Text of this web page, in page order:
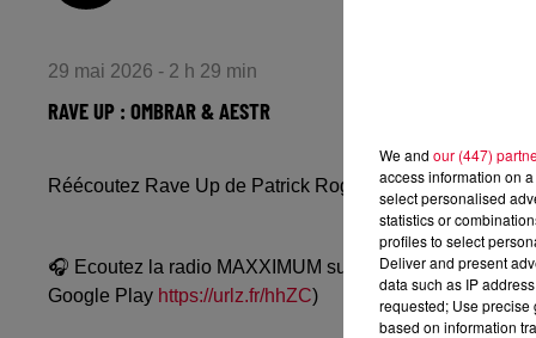
29 mai 2026 - 2 h 29 min
RAVE UP : OMBRAR & AESTR
Réécoutez Rave Up de Patrick Rognant avec Ombrar &
🎧 Ecoutez la radio MAXXIMUM sur
www.radiofg.com/
Google Play https://urlz.fr/hhZC)
We and our (447)
access information on
select personalised
statistics or
profiles to select
Deliver and present
data such as IP
requested; Use precise
based on information